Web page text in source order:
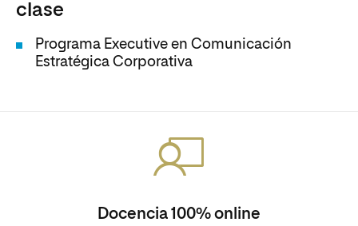
clase
Programa Executive en Comunicación
Estratégica Corporativa
Docencia 100% online